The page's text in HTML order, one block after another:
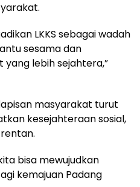
LKKS sebagai wadah
sesama dan
lebih sejahtera,”
masyarakat turut
kesejahteraan sosial,
bisa mewujudkan
kemajuan Padang